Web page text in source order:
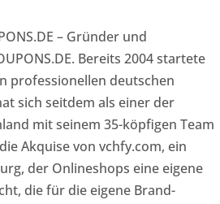
– Gründer und
Bereits 2004 startete
professionellen deutschen
sich seitdem als einer der
mit seinem 35-köpfigen Team
Akquise von vchfy.com, ein
der Onlineshops eine eigene
die für die eigene Brand-